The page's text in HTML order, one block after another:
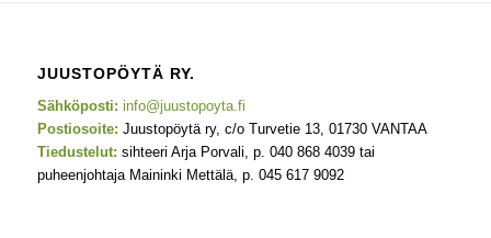
JUUSTOPÖYTÄ RY.
Sähköposti: info@juustopoyta.fi
Postiosoite: Juustopöytä ry, c/o Turvetie 13, 01730 VANTAA
Tiedustelut: sihteeri Arja Porvali, p. 040 868 4039 tai
puheenjohtaja Maininki Mettälä, p. 045 617 9092